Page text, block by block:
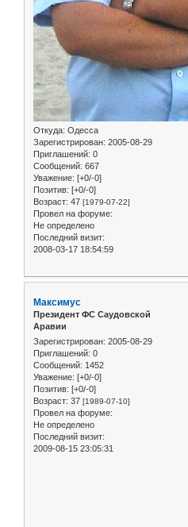
Откуда: Одесса
Зарегистрирован: 2005-08-29
Приглашений: 0
Сообщений: 667
Уважение: [+0/-0]
Позитив: [+0/-0]
Возраст: 47 [1979-07-22]
Провел на форуме:
Не определено
Последний визит:
2008-03-17 18:54:59
Максимус
Президент ФС Саудовской
Аравии
Зарегистрирован: 2005-08-29
Приглашений: 0
Сообщений: 1452
Уважение: [+0/-0]
Позитив: [+0/-0]
Возраст: 37 [1989-07-10]
Провел на форуме:
Не определено
Последний визит:
2009-08-15 23:05:31